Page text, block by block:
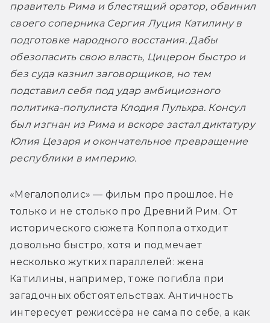
правитель Рима и блестящий оратор, обвинил
своего соперника Сергия Луция Катилину в
подготовке народного восстания. Дабы
обезопасить свою власть, Цицерон быстро и
без суда казнил заговорщиков, но тем
подставил себя под удар амбициозного
политика-популиста Клодия Пульхра. Консул
был изгнан из Рима и вскоре застал диктатуру
Юлия Цезаря и окончательное превращение
республики в империю.
«Мегалополис» — фильм про прошлое. Не
только и не столько про Древний Рим. От
исторического сюжета Коппола отходит
довольно быстро, хотя и подмечает
несколько жутких параллелей: жена
Катилины, например, тоже погибла при
загадочных обстоятельствах. Античность
интересует режиссёра не сама по себе, а как